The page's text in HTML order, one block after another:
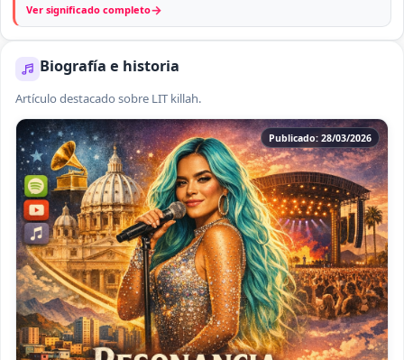
Ver significado completo→
Biografía e historia
Artículo destacado sobre LIT killah.
Publicado: 28/03/2026